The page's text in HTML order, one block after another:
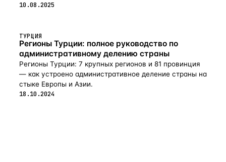
пенсии в 2026-м.
10.08.2025
ТУРЦИЯ
Регионы Турции: полное руководство по
административному делению страны
Регионы Турции: 7 крупных регионов и 81 провинция
— как устроено административное деление страны на
стыке Европы и Азии.
18.10.2024